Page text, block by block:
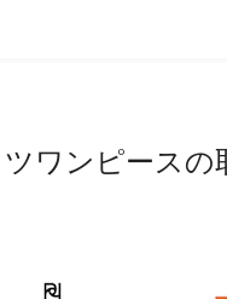
ワンピースの